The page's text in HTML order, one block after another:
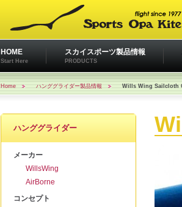
HOME
Start Here
スカイスポーツ製品情報
PRODUCTS
Home ハンググライダー製品情報 Wills Wing Sailcloth
ハンググライダー
メーカー
WillsWing
AirBorne
コンセプト